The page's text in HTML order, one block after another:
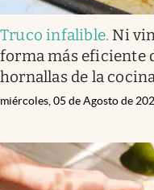
Truco infalible. Ni
forma más eficiente
hornallas de la
miércoles, 05 de Agosto de